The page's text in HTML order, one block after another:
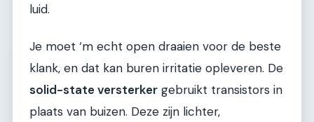
luid.
Je moet ‘m echt open draaien voor de beste
klank, en dat kan buren irritatie opleveren. De
solid-state versterker gebruikt transistors in
plaats van buizen. Deze zijn lichter,